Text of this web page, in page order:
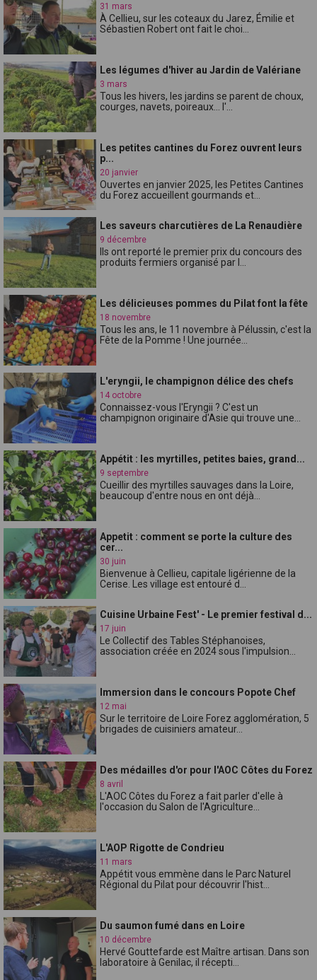
31 mars
À Cellieu, sur les coteaux du Jarez, Émilie et
Sébastien Robert ont fait le choi...
Les légumes d'hiver au Jardin de Valériane
3 mars
Tous les hivers, les jardins se parent de choux,
courges, navets, poireaux... l'...
Les petites cantines du Forez ouvrent leurs
p...
20 janvier
Ouvertes en janvier 2025, les Petites Cantines
du Forez accueillent gourmands et...
Les saveurs charcutières de La Renaudière
9 décembre
Ils ont reporté le premier prix du concours des
produits fermiers organisé par l...
Les délicieuses pommes du Pilat font la fête
18 novembre
Tous les ans, le 11 novembre à Pélussin, c'est la
Fête de la Pomme ! Une journée...
L'eryngii, le champignon délice des chefs
14 octobre
Connaissez-vous l'Eryngii ? C'est un
champignon originaire d'Asie qui trouve une...
Appétit : les myrtilles, petites baies, grand...
9 septembre
Cueillir des myrtilles sauvages dans la Loire,
beaucoup d'entre nous en ont déjà...
Appetit : comment se porte la culture des
cer...
30 juin
Bienvenue à Cellieu, capitale ligérienne de la
Cerise. Les village est entouré d...
Cuisine Urbaine Fest' - Le premier festival d...
17 juin
Le Collectif des Tables Stéphanoises,
association créée en 2024 sous l'impulsion...
Immersion dans le concours Popote Chef
12 mai
Sur le territoire de Loire Forez agglomération, 5
brigades de cuisiniers amateur...
Des médailles d'or pour l'AOC Côtes du Forez
8 avril
L'AOC Côtes du Forez a fait parler d'elle à
l'occasion du Salon de l'Agriculture...
L'AOP Rigotte de Condrieu
11 mars
Appétit vous emmène dans le Parc Naturel
Régional du Pilat pour découvrir l'hist...
Du saumon fumé dans en Loire
10 décembre
Hervé Gouttefarde est Maître artisan. Dans son
laboratoire à Genilac, il récepti...